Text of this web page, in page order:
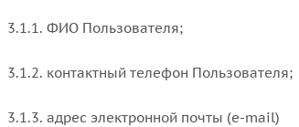
3.1.1. ФИО Пользователя;
3.1.2. контактный телефон Пользователя;
3.1.3. адрес электронной почты (e-mail)